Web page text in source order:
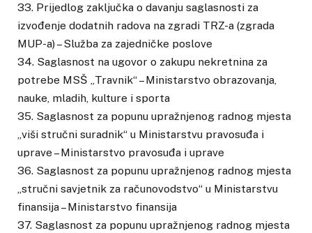
33. Prijedlog zaključka o davanju saglasnosti za
izvođenje dodatnih radova na zgradi TRZ-a (zgrada
MUP-a) – Služba za zajedničke poslove
34. Saglasnost na ugovor o zakupu nekretnina za
potrebe MSŠ „Travnik“ – Ministarstvo obrazovanja,
nauke, mladih, kulture i sporta
35. Saglasnost za popunu upražnjenog radnog mjesta
„viši stručni suradnik“ u Ministarstvu pravosuđa i
uprave – Ministarstvo pravosuđa i uprave
36. Saglasnost za popunu upražnjenog radnog mjesta
„stručni savjetnik za računovodstvo“ u Ministarstvu
finansija – Ministarstvo finansija
37. Saglasnost za popunu upražnjenog radnog mjesta